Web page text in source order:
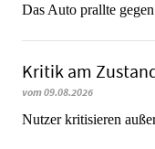
Das Auto prallte
Kritik am
vom 09.08.2026
Nutzer kritisieren